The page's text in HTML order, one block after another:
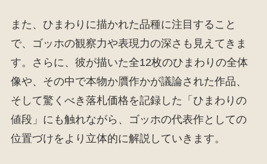
また、ひまわりに描かれた品種に注目すること
で、ゴッホの観察力や表現力の深さも見えてきま
す。さらに、彼が描いた全12枚のひまわりの全体
像や、その中で本物か贋作かが議論された作品、
そして驚くべき落札価格を記録した「ひまわりの
値段」にも触れながら、ゴッホの代表作としての
位置づけをより立体的に解説していきます。